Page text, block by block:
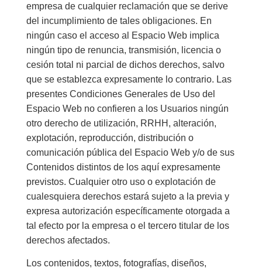
empresa de cualquier reclamación que se derive
del incumplimiento de tales obligaciones. En
ningún caso el acceso al Espacio Web implica
ningún tipo de renuncia, transmisión, licencia o
cesión total ni parcial de dichos derechos, salvo
que se establezca expresamente lo contrario. Las
presentes Condiciones Generales de Uso del
Espacio Web no confieren a los Usuarios ningún
otro derecho de utilización, RRHH, alteración,
explotación, reproducción, distribución o
comunicación pública del Espacio Web y/o de sus
Contenidos distintos de los aquí expresamente
previstos. Cualquier otro uso o explotación de
cualesquiera derechos estará sujeto a la previa y
expresa autorización específicamente otorgada a
tal efecto por la empresa o el tercero titular de los
derechos afectados.
Los contenidos, textos, fotografías, diseños,